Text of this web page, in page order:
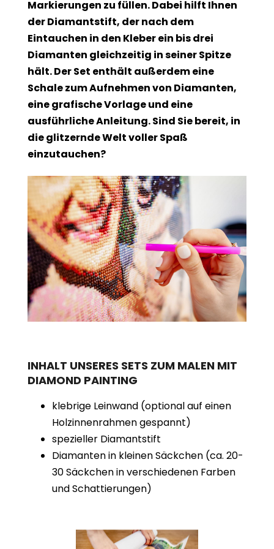
Markierungen zu füllen. Dabei hilft Ihnen
der Diamantstift, der nach dem
Eintauchen in den Kleber ein bis drei
Diamanten gleichzeitig in seiner Spitze
hält. Der Set enthält außerdem eine
Schale zum Aufnehmen von Diamanten,
eine grafische Vorlage und eine
ausführliche Anleitung. Sind Sie bereit, in
die glitzernde Welt voller Spaß
einzutauchen?
INHALT UNSERES SETS ZUM MALEN MIT
DIAMOND PAINTING
klebrige Leinwand (optional auf einen
Holzinnenrahmen gespannt)
spezieller Diamantstift
Diamanten in kleinen Säckchen (ca. 20-
30 Säckchen in verschiedenen Farben
und Schattierungen)